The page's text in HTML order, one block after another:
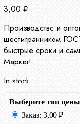
3,00 ₽
Производство и
шестигранником
быстрые сроки и
Маркет!
In stock
Выберите тип цены
Заказ: 3,00 ₽